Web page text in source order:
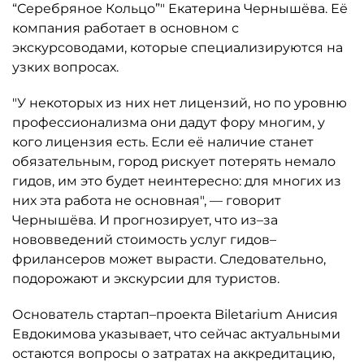
“Серебряное Кольцо”" Екатерина Чернышёва. Её
компания работает в основном с
экскурсоводами, которые специализируются на
узких вопросах.
"У некоторых из них нет лицензий, но по уровню
профессионализма они дадут фору многим, у
кого лицензия есть. Если её наличие станет
обязательным, город рискует потерять немало
гидов, им это будет неинтересно: для многих из
них эта работа не основная", — говорит
Чернышёва. И прогнозирует, что из–за
нововведений стоимость услуг гидов–
фрилансеров может вырасти. Следовательно,
подорожают и экскурсии для туристов.
Основатель стартап–проекта Biletarium Анисия
Евдокимова указывает, что сейчас актуальными
остаются вопросы о затратах на аккредитацию,